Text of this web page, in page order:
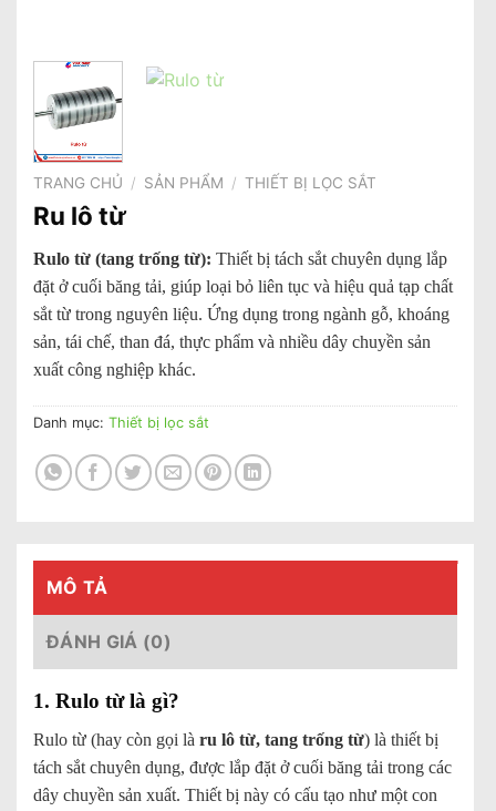
TRANG CHỦ / SẢN PHẨM / THIẾT BỊ LỌC SẮT
Ru lô từ
Rulo từ (tang trống từ): Thiết bị tách sắt chuyên dụng lắp
đặt ở cuối băng tải, giúp loại bỏ liên tục và hiệu quả tạp chất
sắt từ trong nguyên liệu. Ứng dụng trong ngành gỗ, khoáng
sản, tái chế, than đá, thực phẩm và nhiều dây chuyền sản
xuất công nghiệp khác.
Danh mục: Thiết bị lọc sắt
MÔ TẢ
ĐÁNH GIÁ (0)
1. Rulo từ là gì?
Rulo từ (hay còn gọi là ru lô từ, tang trống từ) là thiết bị
tách sắt chuyên dụng, được lắp đặt ở cuối băng tải trong các
dây chuyền sản xuất. Thiết bị này có cấu tạo như một con